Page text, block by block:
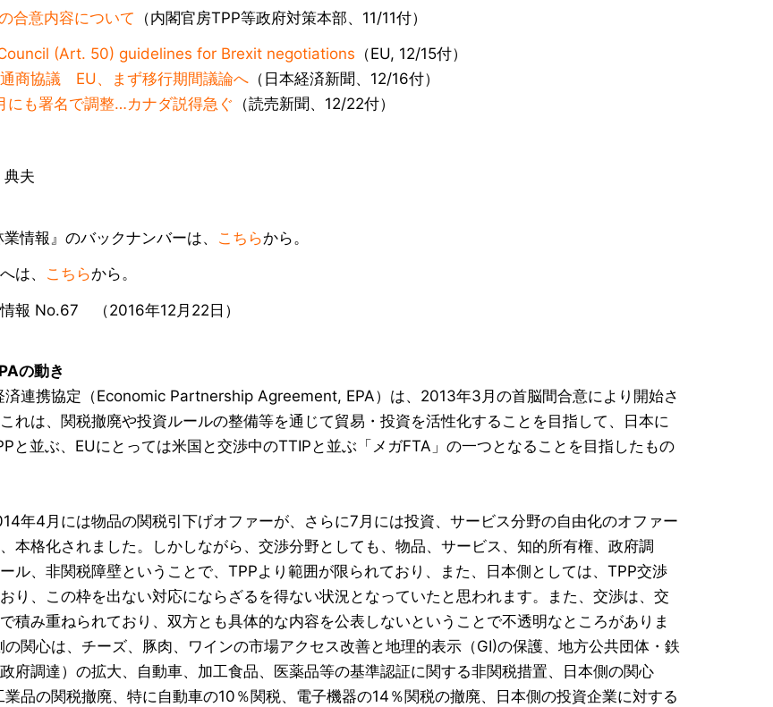
合意内容について （内閣官房TPP等政府対策本部、11/11付）
(Art. 50) guidelines for Brexit negotiations （EU, 12/15付）
商協議 EU、まず移行期間議論へ（日本経済新聞、12/16付）
にも署名で調整…カナダ説得急ぐ （読売新聞、12/22付）
典夫
業情報』のバックナンバーは、 こちらから。
は、 こちらから。
報 No.67 （2016年12月22日）
の動き
済連携協定（Economic Partnership Agreement, EPA）は、2013年3月の首脳間合意により開始さ
れは、関税撤廃や投資ルールの整備等を通じて貿易・投資を活性化することを目指して、日本に
と並ぶ、EUにとっては米国と交渉中のTTIPと並ぶ「メガFTA」の一つとなることを目指したもの
年4月には物品の関税引下げオファーが、さらに7月には投資、サービス分野の自由化のオファー
本格化されました。しかしながら、交渉分野としても、物品、サービス、知的所有権、政府調
ル、非関税障壁ということで、TPPより範囲が限られており、また、日本側としては、TPP交渉
り、この枠を出ない対応にならざるを得ない状況となっていたと思われます。また、交渉は、交
積み重ねられており、双方とも具体的な内容を公表しないということで不透明なところがありま
の関心は、チーズ、豚肉、ワインの市場アクセス改善と地理的表示（GI)の保護、地方公共団体・鉄
府調達）の拡大、自動車、加工食品、医薬品等の基準認証に関する非関税措置、日本側の関心
業品の関税撤廃、特に自動車の10％関税、電子機器の14％関税の撤廃、日本側の投資企業に対する